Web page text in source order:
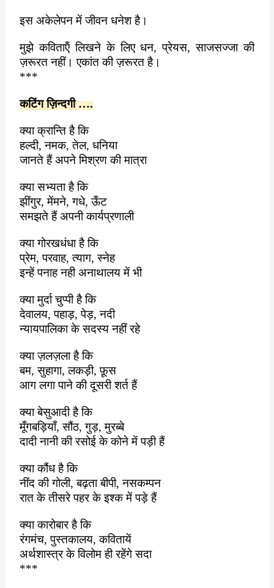
इस अकेलेपन में जीवन धनेश है।
मुझे कविताऍं लिखने के लिए धन,प्रेयस,साजसज्जा की
ज़रूरत नहीं। एकांत की ज़रूरत है।
***
कटिंग ज़िन्दगी ….
क्या क्रान्ति है कि
हल्दी,नमक,तेल,धनिया
जानते हैं अपने मिश्रण की मात्रा
क्या सभ्यता है कि
झींगुर,मेंमने,गधे,ऊँट
समझते हैं अपनी कार्यप्रणाली
क्या गोरखधंधा है कि
प्रेम,परवाह,त्याग,स्नेह
इन्हें पनाह नही अनाथालय में भी
क्या मुर्दा चुप्पी है कि
देवालय,पहाड़,पेड़,नदी
न्यायपालिका के सदस्य नहीं रहे
क्या ज़लज़ला है कि
बम,सुहागा,लकड़ी,फ़ूस
आग लगा पाने की दूसरी शर्त हैं
क्या बेसुआदी है कि
मूँगबड़ियाँ,सौंठ,गुड़,मुरब्बे
दादी नानी की रसोई के कोने में पड़ी हैं
क्या कौंध है कि
नींद की गोली,बढ़ता बीपी,नसकम्पन
रात के तीसरे पहर के इश्क में पड़े हैं
क्या कारोबार है कि
रंगमंच,पुस्तकालय,कवितायें
अर्थशास्त्र के विलोम ही रहेंगे सदा
***